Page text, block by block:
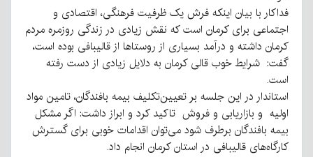
فداکار با بیان اینکه فرش یک ظرفیت فرهنگی، اقتصادی و
اجتماعی برای کرمان است که نقش زیادی در زندگی روزمره مردم
کرمان داشته و درآمد بسیاری از روستاها از قالیبافی بوده است،
گفت: شرایط خوب قالی کرمان به دلایل زیادی از دست رفته
است.
استاندار در این جلسه بر تعیین‌تکلیف بیمه بافندگان، تامین مواد
اولیه و بازاریابی و فروش تاکید کرد و ابراز داشت: اگر مشکل
بیمه بافندگان برطرف شود می‌توان اقدامات خوبی برای گسترش
کارگاه‌های قالیبافی در استان کرمان انجام داد.